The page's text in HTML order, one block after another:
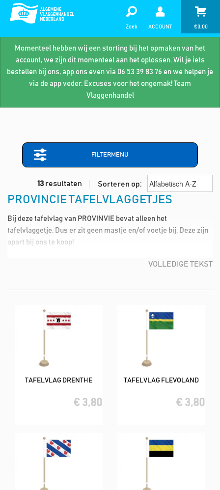
Momenteel hebben wij een storting bij het opmaken van het
account, we zijn dit momenteel aan het oplossen. Wil je iets
bestellen bij ons, app ons even via 06 53 39 83 76 en we helpen je
via de app veder. Excuses voor het ongemak! Team
Vlaggenhandel
Zoek ACCOUNT €0,00
FILTERMENU
13 resultaten Sorteren op:
PROVINCIE TAFELVLAGGETJES
Bij deze tafelvlag van PROVINVIE bevat alleen het
tafelvlaggetje. Dus er zit geen mastje en/of voetje bij. Deze zijn
apart bij ons te koop!
VOLLEDIGE TEKST
TAFELVLAG DRENTHE
€ 3,80
TAFELVLAG FLEVOLAND
€ 3,80